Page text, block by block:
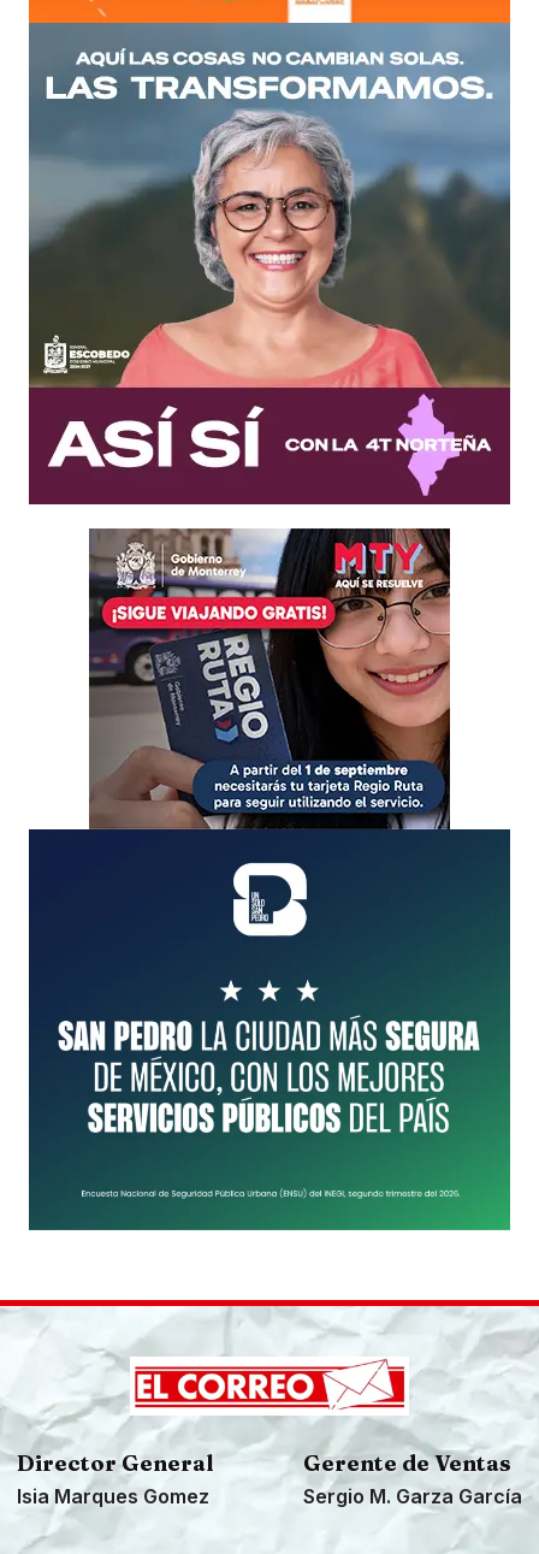
Director General
Isia Marques Gomez
Gerente de Ventas
Sergio M. Garza García